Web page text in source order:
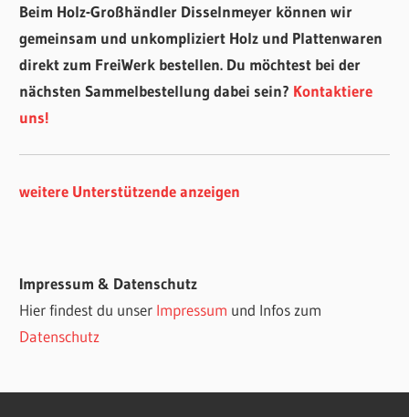
Beim Holz-Großhändler Disselnmeyer können wir
gemeinsam und unkompliziert Holz und Plattenwaren
direkt zum FreiWerk bestellen. Du möchtest bei der
nächsten Sammelbestellung dabei sein? Kontaktiere
uns!
weitere Unterstützende anzeigen
Impressum & Datenschutz
Hier findest du unser Impressum und Infos zum
Datenschutz